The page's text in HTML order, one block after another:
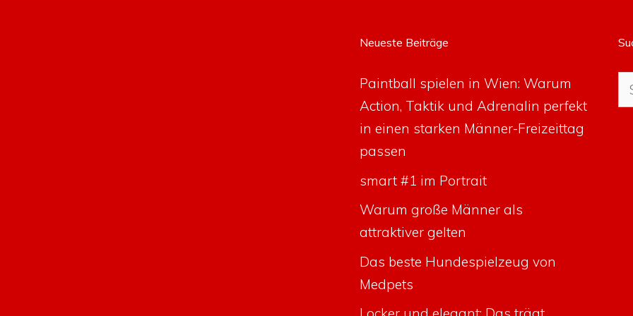
Neueste Beiträge
Paintball spielen in Wien: Warum
Action, Taktik und Adrenalin perfekt
in einen starken Männer-Freizeittag
passen
smart #1 im Portrait
Warum große Männer als
attraktiver gelten
Das beste Hundespielzeug von
Medpets